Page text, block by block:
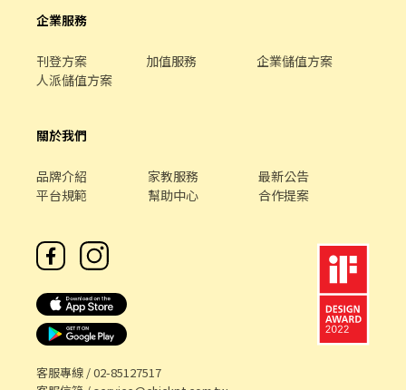
絡：優信-艾瑞克 0968-932-939
企業服務
刊登方案 加值服務
企業儲值方案
人派儲值方案
關於我們
品牌介紹 家教服務
最新公告
平台規範
幫助中心 合作提案
客服專線 /02-85127517